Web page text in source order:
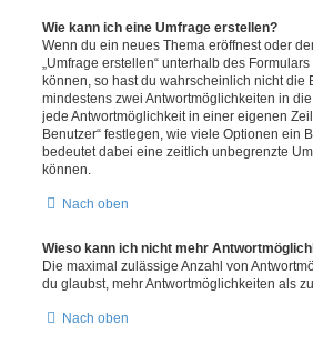
Wie kann ich eine Umfrage erstellen?
Wenn du ein neues Thema eröffnest oder
„Umfrage erstellen“ unterhalb des
können, so hast du wahrscheinlich nicht die
mindestens zwei Antwortmöglichkeiten in
jede Antwortmöglichkeit in einer eigenen
Benutzer“ festlegen, wie viele Optionen ein
bedeutet dabei eine zeitlich unbegrenzte
können.
Nach oben
Wieso kann ich nicht mehr
Die maximal zulässige Anzahl von
du glaubst, mehr Antwortmöglichkeiten als
Nach oben